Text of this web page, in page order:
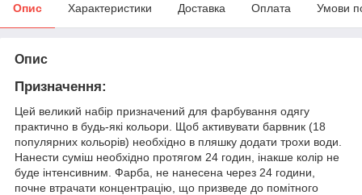
Опис Характеристики Доставка Оплата Умови
Опис
Призначення:
Цей великий набір призначений для фарбування одягу
практично в будь-які кольори. Щоб активувати барвник (18
популярних кольорів) необхідно в пляшку додати трохи води.
Нанести суміш необхідно протягом 24 годин, інакше колір не
буде інтенсивним. Фарба, не нанесена через 24 години,
почне втрачати концентрацію, що призведе до помітного